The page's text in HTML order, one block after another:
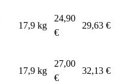
17,9 kg
24,90
€
29,63 €
17,9 kg
27,00
€
32,13 €